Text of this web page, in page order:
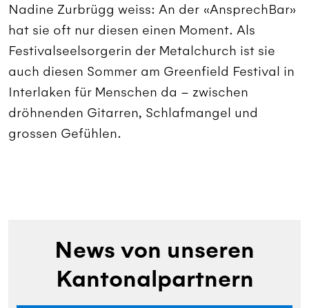
Nadine Zurbrügg weiss: An der «AnsprechBar»
hat sie oft nur diesen einen Moment. Als
Festivalseelsorgerin der Metalchurch ist sie
auch diesen Sommer am Greenfield Festival in
Interlaken für Menschen da – zwischen
dröhnenden Gitarren, Schlafmangel und
grossen Gefühlen.
News von unseren
Kantonalpartnern